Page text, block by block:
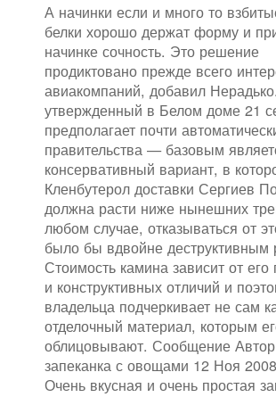
А начинки если и много то
белки хорошо держат форму и
начинке сочность. Это решение
продиктовано прежде всего
авиакомпаний, добавил
утвержденный в Белом доме 21
предполагает почти
правительства — базовым
консервативный вариант, в
Кленбутерол доставки Сергиев
должна расти ниже нынешних
любом случае, отказываться от
было бы вдвойне
Стоимость камина зависит от его
и конструктивных отличий и
владельца подчеркивает не сам
отделочный материал, которым
облицовывают. Сообщение
запеканка с овощами 12 Ноя
Очень вкусная и очень простая